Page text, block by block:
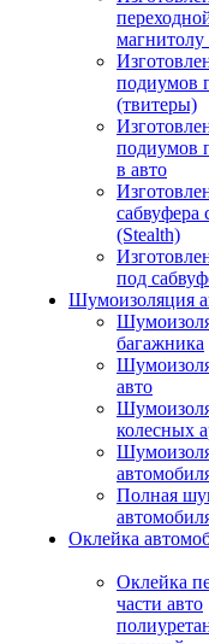
подиумов
(твитеры)
подиумов
в авто
сабвуфера
(Stealth)
под
Шумоизоляция
багажника
авто
колесных
Полная
Оклейка
Оклейка
части авто